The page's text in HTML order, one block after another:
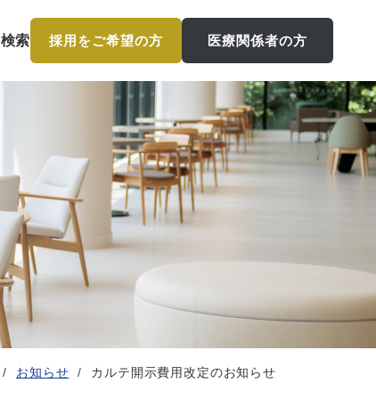
検索 採用をご希望の方 医療関係者の方
お知らせ カルテ開示費用改定のお知らせ